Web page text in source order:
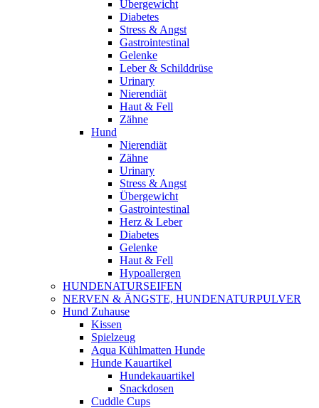
Übergewicht
Diabetes
Stress & Angst
Gastrointestinal
Gelenke
Leber & Schilddrüse
Urinary
Nierendiät
Haut & Fell
Zähne
Hund
Nierendiät
Zähne
Urinary
Stress & Angst
Übergewicht
Gastrointestinal
Herz & Leber
Diabetes
Gelenke
Haut & Fell
Hypoallergen
HUNDENATURSEIFEN
NERVEN & ÄNGSTE, HUNDENATURPULVER
Hund Zuhause
Kissen
Spielzeug
Aqua Kühlmatten Hunde
Hunde Kauartikel
Hundekauartikel
Snackdosen
Cuddle Cups